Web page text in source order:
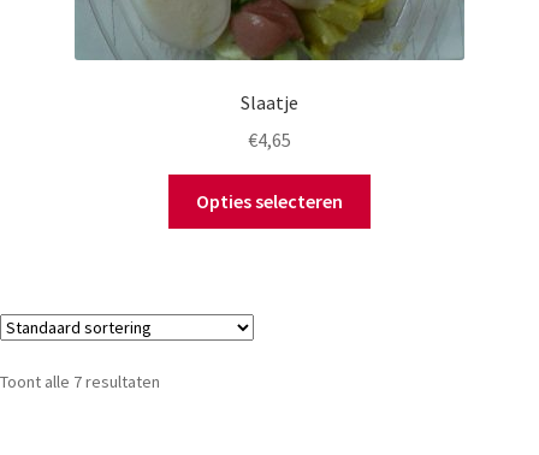
Slaatje
€4,65
Opties selecteren
Toont alle 7 resultaten